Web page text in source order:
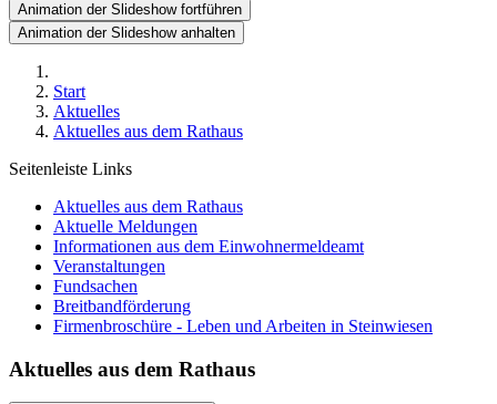
Animation der Slideshow fortführen
Animation der Slideshow anhalten
Start
Aktuelles
Aktuelles aus dem Rathaus
Seitenleiste Links
Aktuelles aus dem Rathaus
Aktuelle Meldungen
Informationen aus dem Einwohnermeldeamt
Veranstaltungen
Fundsachen
Breitbandförderung
Firmenbroschüre - Leben und Arbeiten in Steinwiesen
Aktuelles aus dem Rathaus